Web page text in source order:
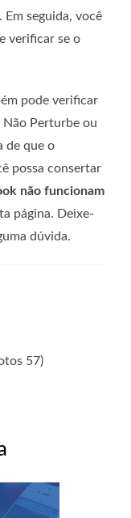
seguida, você
verificar se o
pode verificar
Não Perturbe ou
de que o
possa consertar
não funcionam
página. Deixe-
dúvida.
57)